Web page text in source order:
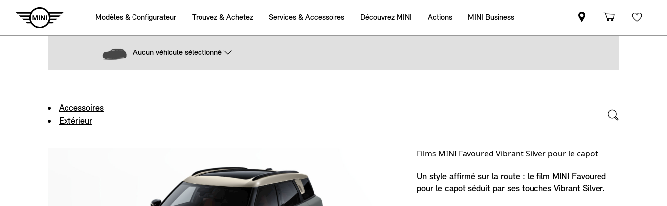
Aucun véhicule sélectionné
Accessoires
Extérieur
Films MINI Favoured Vibrant Silver pour le capot
Un style affirmé sur la route : le film MINI Favoured
pour le capot séduit par ses touches Vibrant Silver.